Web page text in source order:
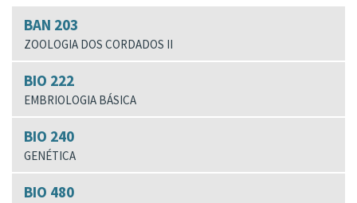
BAN 203
ZOOLOGIA DOS CORDADOS II
BIO 222
EMBRIOLOGIA BÁSICA
BIO 240
GENÉTICA
BIO 480